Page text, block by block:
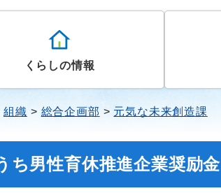
くらしの情報
組織 総合企画部 元気な未来創造課
ち男性育休推進企業奨励金